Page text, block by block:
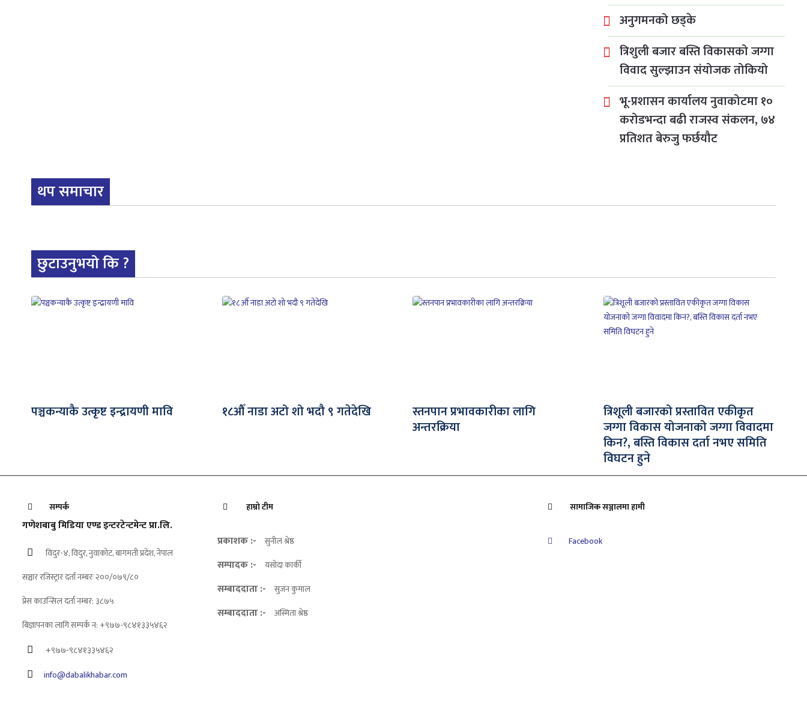
अनुगमनको छड्के
त्रिशुली बजार बस्ति विकासको जग्गा
विवाद सुल्झाउन संयोजक तोकियो
भू-प्रशासन कार्यालय नुवाकोटमा १०
करोडभन्दा बढी राजस्व संकलन, ७४
प्रतिशत बेरुजु फर्छयौट
थप समाचार
छुटाउनुभयो कि ?
पञ्चकन्याकै उत्कृष्ट इन्द्रायणी मावि १८औँ नाडा अटो शो भदौ ९ गतेदेखि स्तनपान प्रभावकारीका लागि
अन्तरक्रिया
त्रिशूली बजारको प्रस्तावित एकीकृत
जग्गा विकास योजनाको जग्गा विवादमा
किन?, बस्ति विकास दर्ता नभए समिति
विघटन हुने
सम्पर्क
गणेशबाबु मिडिया एण्ड इन्टरटेन्टमेन्ट प्रा.लि.
विदुर-४, विदुर, नुवाकोट, बागमती प्रदेश, नेपाल
सञ्चार रजिस्ट्रार दर्ता नम्बरः २००/०७९/८०
प्रेस काउन्सिल दर्ता नम्बर: ३८७५
बिज्ञापनका लागि सम्पर्क न: +९७७-९८४१३३५४६२
+९७७-९८४१३३५४६२
info@dabalikhabar.com
हाम्रो टीम
प्रकाशक :- सुनील श्रेष्ठ
सम्पादक :- यसोदा कार्की
सम्बाददाता :- सुजन कुमाल
सम्बाददाता :- अस्मिता श्रेष्ठ
सामाजिक सञ्जालमा हामी
Facebook